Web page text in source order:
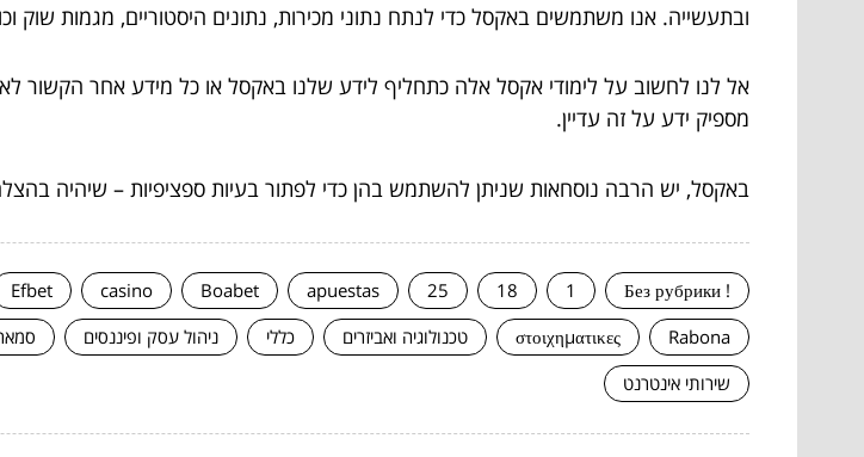
ובתעשייה. אנו משתמשים באקסל כדי לנתח נתוני מכירות, נתונים היסטוריים, מגמות שוק
אל לנו לחשוב על לימודי אקסל אלה כתחליף לידע שלנו באקסל או כל מידע אחר הקשור
מספיק ידע על זה עדיין.
באקסל, יש הרבה נוסחאות שניתן להשתמש בהן כדי לפתור בעיות ספציפיות – שיהיה
! Без рубрики
1
18
25
apuestas
Boabet
casino
Efbet
Rabona
στοιχηματικες טכנולוגיה ואביזרים כללי ניהול עסק ופיננסים
שירותי אינטרנט